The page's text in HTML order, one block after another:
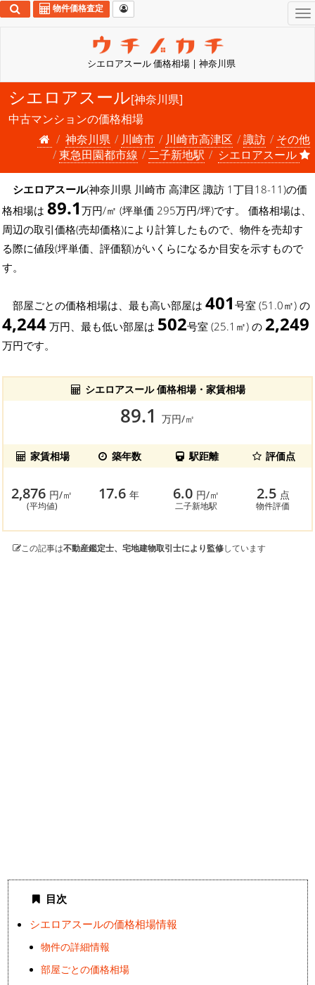
シエロアスール 価格相場 | 神奈川県
物件価格査定
シエロアスール[神奈川県]
中古マンションの価格相場
神奈川県
川崎市 川崎市高津区 諏訪
その他
東急田園都市線
二子新地駅 シエロアスール
シエロアスール(神奈川県 川崎市 高津区 諏訪 1丁目18-11)の価
格相場は 89.1 万円/㎡ (坪単価 295万円/坪)です。 価格相場は、
周辺の取引価格(売却価格)により計算したもので、物件を売却す
る際に値段(坪単価、評価額)がいくらになるか目安を示すもので
す。
部屋ごとの価格相場は、最も高い部屋は 401 号室 (51.0㎡) の
4,244 万円、最も低い部屋は 502号室 (25.1㎡) の 2,249
万円です。
シエロアスール 価格相場・家賃相場
89.1 万円/㎡
家賃相場 築年数 駅距離 評価点
2,876 円/㎡
(平均値)
17.6年 6.0 円/㎡
二子新地駅
2.5 点
物件評価
この記事は不動産鑑定士、宅地建物取引士により監修しています
目次
シエロアスールの価格相場情報
物件の詳細情報
部屋ごとの価格相場